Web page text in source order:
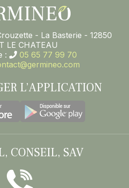
- La Basterie - 12850
LE CHATEAU
:
05 65 77 99 70
L’APPLICATION
CONSEIL, SAV